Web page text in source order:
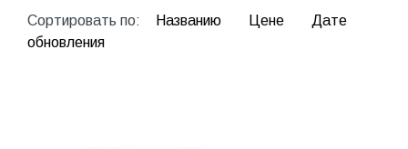
Сортировать по: Названию Цене
Дате
обновления